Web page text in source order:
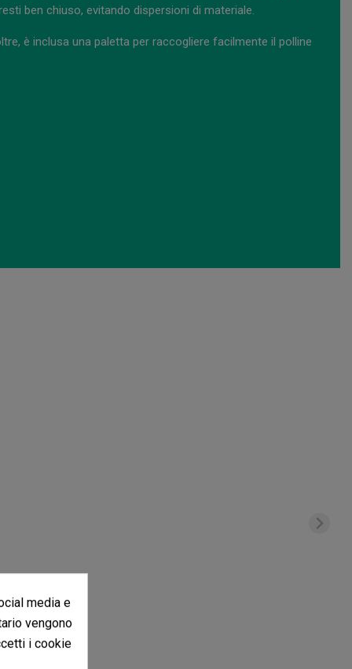
ben chiuso, evitando dispersioni di materiale.
è inclusa una paletta per raccogliere facilmente il polline
media e
vengono
i cookie